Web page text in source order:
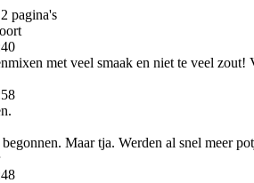
pagina's
met veel smaak en niet te veel
Maar tja. Werden al snel meer